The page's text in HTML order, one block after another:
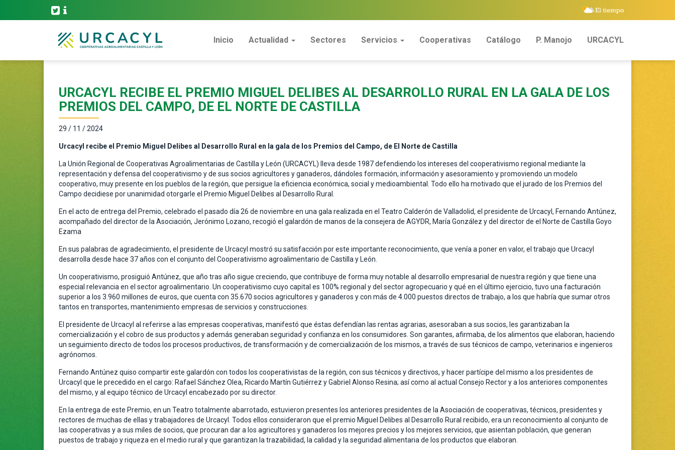
Inicio Actualidad Sectores Servicios Cooperativas Catálogo P. Manojo URCACYL
URCACYL RECIBE EL PREMIO MIGUEL DELIBES AL DESARROLLO RURAL EN LA GALA DE LOS
PREMIOS DEL CAMPO, DE EL NORTE DE CASTILLA
29 / 11 / 2024
Urcacyl recibe el Premio Miguel Delibes al Desarrollo Rural en la gala de los Premios del Campo, de El Norte de Castilla
La Unión Regional de Cooperativas Agroalimentarias de Castilla y León (URCACYL) lleva desde 1987 defendiendo los intereses del cooperativismo regional mediante la
representación y defensa del cooperativismo y de sus socios agricultores y ganaderos, dándoles formación, información y asesoramiento y promoviendo un modelo
cooperativo, muy presente en los pueblos de la región, que persigue la eficiencia económica, social y medioambiental. Todo ello ha motivado que el jurado de los Premios del
Campo decidiese por unanimidad otorgarle el Premio Miguel Delibes al Desarrollo Rural.
En el acto de entrega del Premio, celebrado el pasado día 26 de noviembre en una gala realizada en el Teatro Calderón de Valladolid, el presidente de Urcacyl, Fernando Antúnez,
acompañado del director de la Asociación, Jerónimo Lozano, recogió el galardón de manos de la consejera de AGYDR, María González y del director de el Norte de Castilla Goyo
Ezama
En sus palabras de agradecimiento, el presidente de Urcacyl mostró su satisfacción por este importante reconocimiento, que venía a poner en valor, el trabajo que Urcacyl
desarrolla desde hace 37 años con el conjunto del Cooperativismo agroalimentario de Castilla y León.
Un cooperativismo, prosiguió Antúnez, que año tras año sigue creciendo, que contribuye de forma muy notable al desarrollo empresarial de nuestra región y que tiene una
especial relevancia en el sector agroalimentario. Un cooperativismo cuyo capital es 100% regional y del sector agropecuario y qué en el último ejercicio, tuvo una facturación
superior a los 3.960 millones de euros, que cuenta con 35.670 socios agricultores y ganaderos y con más de 4.000 puestos directos de trabajo, a los que habría que sumar otros
tantos en transportes, mantenimiento empresas de servicios y construcciones.
El presidente de Urcacyl al referirse a las empresas cooperativas, manifestó que éstas defendían las rentas agrarias, asesoraban a sus socios, les garantizaban la
comercialización y el cobro de sus productos y además generaban seguridad y confianza en los consumidores. Son garantes, afirmaba, de los alimentos que elaboran, haciendo
un seguimiento directo de todos los procesos productivos, de transformación y de comercialización de los mismos, a través de sus técnicos de campo, veterinarios e ingenieros
agrónomos.
Fernando Antúnez quiso compartir este galardón con todos los cooperativistas de la región, con sus técnicos y directivos, y hacer partícipe del mismo a los presidentes de
Urcacyl que le precedido en el cargo: Rafael Sánchez Olea, Ricardo Martín Gutiérrez y Gabriel Alonso Resina; así como al actual Consejo Rector y a los anteriores componentes
del mismo, y al equipo técnico de Urcacyl encabezado por su director.
En la entrega de este Premio, en un Teatro totalmente abarrotado, estuvieron presentes los anteriores presidentes de la Asociación de cooperativas, técnicos, presidentes y
rectores de muchas de ellas y trabajadores de Urcacyl. Todos ellos consideraron que el premio Miguel Delibes al Desarrollo Rural recibido, era un reconocimiento al conjunto de
las cooperativas y a sus miles de socios, que procuran dar a los agricultores y ganaderos los mejores precios y los mejores servicios, que asientan población, que generan
puestos de trabajo y riqueza en el medio rural y que garantizan la trazabilidad, la calidad y la seguridad alimentaria de los productos que elaboran.